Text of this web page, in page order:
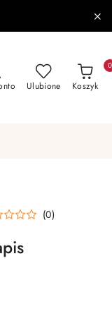
Ulubione Koszyk
0
(0)